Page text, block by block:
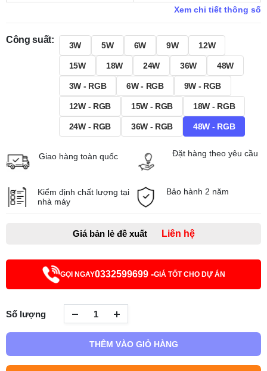
Xem chi tiết thông số
Công suất:
3W 5W 6W 9W 12W
15W 18W 24W 36W 48W
3W - RGB 6W - RGB 9W - RGB
12W - RGB 15W - RGB 18W - RGB
24W - RGB 36W - RGB 48W - RGB
Giao hàng toàn quốc Đặt hàng theo yêu cầu
Kiểm định chất lượng tại
nhà máy
Bảo hành 2 năm
Giá bản lẻ đề xuất Liên hệ
GỌI NGAY0332599699 -GIÁ TỐT CHO DỰ ÁN
Số lượng
THÊM VÀO GIỎ HÀNG